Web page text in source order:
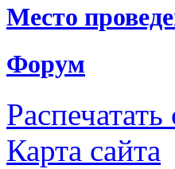
Место
Форум
Карта сайта